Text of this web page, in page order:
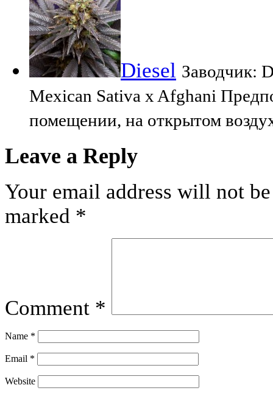
Diesel Заводчик:
Mexican Sativa x Afghani
помещении, на открытом
Leave a Reply
Your email address will not
marked *
Comment *
Name *
Email *
Website